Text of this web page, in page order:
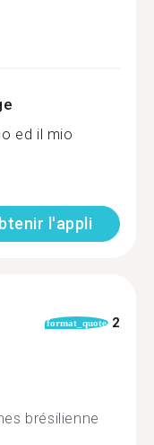
ed il mio
l'appli
format_quote 2
brésilienne